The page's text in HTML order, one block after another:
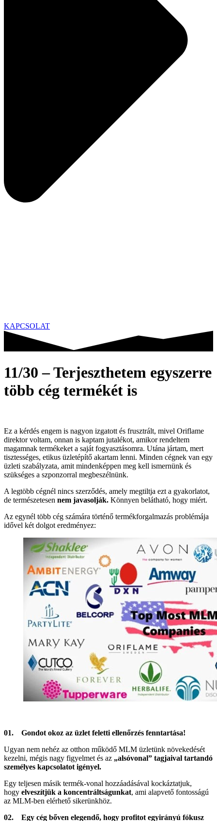
KAPCSOLAT
11/30 – Terjeszthetem egyszerre
több cég termékét is
Ez a kérdés engem is nagyon izgatott és frusztrált, mivel Oriflame
direktor voltam, onnan is kaptam jutalékot, amikor rendeltem
magamnak termékeket a saját fogyasztásomra. Utána jártam, mert
tisztességes, etikus üzletépítő akartam lenni. Minden cégnek van egy
üzleti szabályzata, amit mindenképpen meg kell ismernünk és
szükséges a szponzorral megbeszélnünk.
A legtöbb cégnél nincs szerződés, amely megtiltja ezt a gyakorlatot,
de természetesen nem javasolják. Könnyen belátható, hogy miért.
Az egynél több cég számára történő termékforgalmazás problémája
idővel két dolgot eredményez:
01. Gondot okoz az üzlet feletti ellenőrzés fenntartása!
Ugyan nem nehéz az otthon működő MLM üzletünk növekedését
kezelni, mégis nagy figyelmet és az „alsóvonal” tagjaival tartandó
személyes kapcsolatot igényel.
Egy teljesen másik termék-vonal hozzáadásával kockáztatjuk,
hogy elveszítjük a koncentráltságunkat, ami alapvető fontosságú
az MLM-ben elérhető sikerünkhöz.
02. Egy cég bőven elegendő, hogy profitot egyirányú fókusz